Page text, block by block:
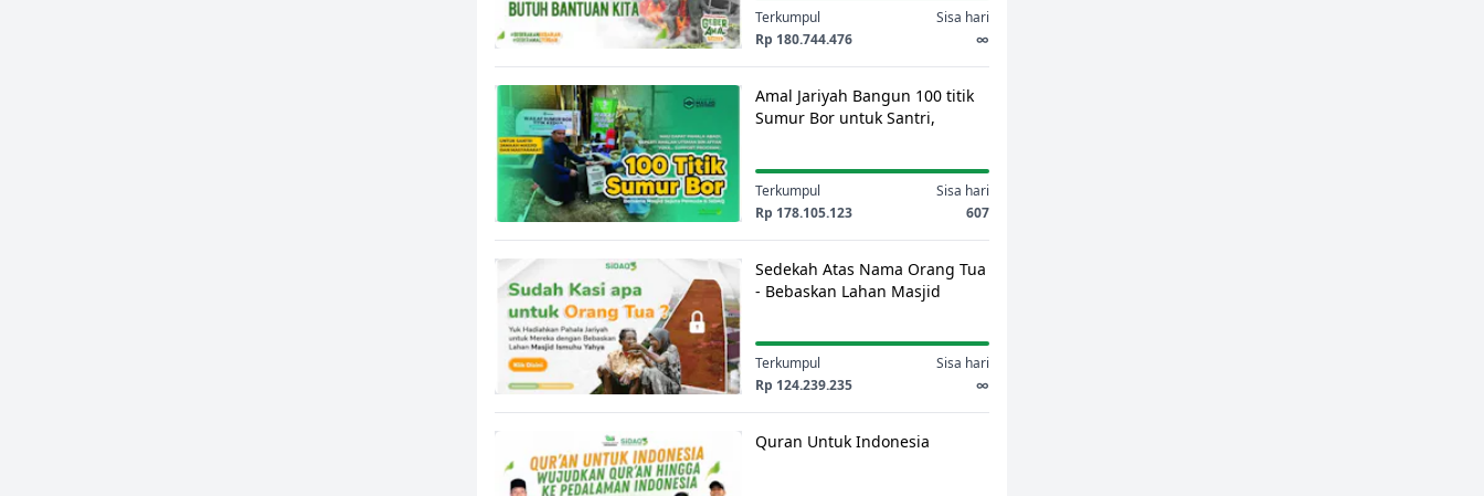
Terkumpul
Rp 180.744.476
Sisa hari
∞
Amal Jariyah Bangun 100 titik
Sumur Bor untuk Santri,
Terkumpul
Rp 178.105.123
Sisa hari
607
Amal
Jariyah
Bangun
100
titik
Sumur
Bor
untuk
Santri,
Jamaah
Masjid
Masyarakat
Sedekah Atas Nama Orang Tua
- Bebaskan Lahan Masjid
Terkumpul
Rp 124.239.235
Sisa hari
∞
Sedekah
Atas
Nama
Orang
Tua
-
Bebaskan
Lahan
Masjid
Ismuhu
Quran Untuk Indonesia
Quran
Untuk
Indonesia